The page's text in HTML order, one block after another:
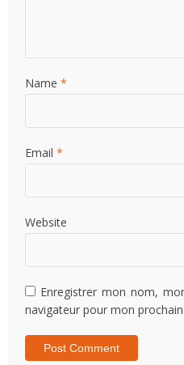
Name *
Email *
Website
Enregistrer mon nom,
navigateur pour mon